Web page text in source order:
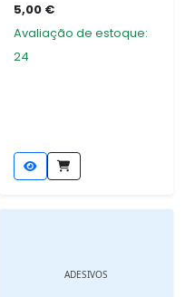
5,00 €
Avaliação de estoque:
24